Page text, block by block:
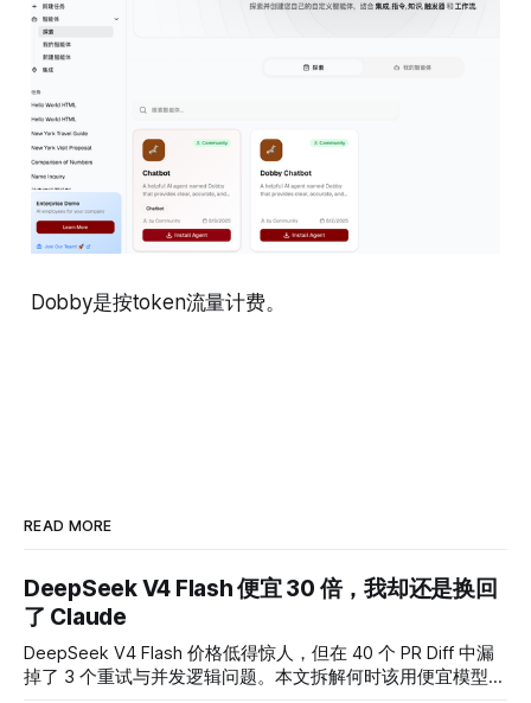
Dobby是按token流量计费。
READ MORE
DeepSeek V4 Flash 便宜 30 倍，我却还是换回
了 Claude
DeepSeek V4 Flash 价格低得惊人，但在 40 个 PR Diff 中漏
掉了 3 个重试与并发逻辑问题。本文拆解何时该用便宜模型，